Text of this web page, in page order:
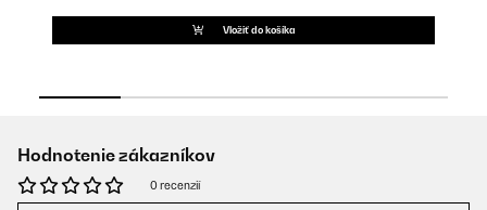
Vložiť do košíka
Hodnotenie zákazníkov
0 recenzií